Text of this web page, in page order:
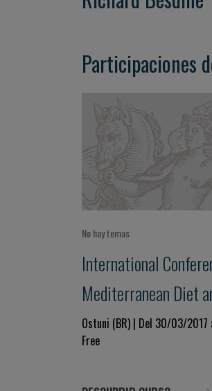
Participaciones
No hay temas
International
Mediterranean Diet
lifelong approach
Ostuni (BR) | Del 30/03/
Free